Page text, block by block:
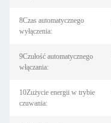
8Czas automatycznego
wyłączenia:
9Czułość automatycznego
włączania:
10Zużycie energii w trybie
czuwania: